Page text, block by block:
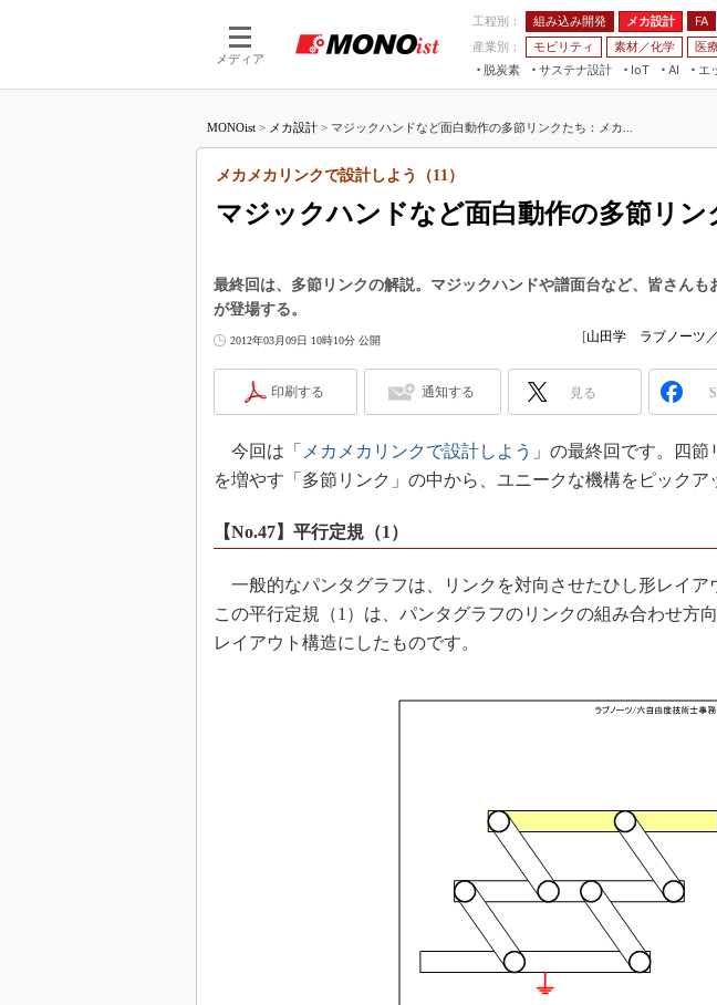
メディア
工程別： 組み込み開発 メカ設計 FA
産業別：
モビリティ 素材／化学 医
脱炭素
サステナ設計
IoT
つながる工場
つながるサービス
AI
AI×設備保全
エ
JIMTOF
IIFES
ジャパンモビリティ
人テク展
スマート工場EXPO
EdgeTech+
日本ものづくりワー
AUTOMOTIVE
フィール
組み込み
Windows
車載ソフ
無償設計ツ
インダス
メイドイン
海外生産
グローバル
制御セキュ
MONOist > メカ設計 > マジックハンドなど面白動作の多節リンクたち：メカ...
マジックハンドなど面白動作の多節リン
メカメカリンクで設計しよう（11）
最終回は、多節リンクの解説。マジックハンドや譜面台など、皆さんも
が登場する。
2012年03月09日 10時10分 公開 [山田学 ラブノーツ
印刷する 通知する 見る
今回は「 メカメカリンクで設計しよう 」の最終回です。四
を増やす「多節リンク」の中から、ユニークな機構をピックア
【No.47】平行定規（1）
一般的なパンタグラフは、リンクを対向させたひし形レイア
この平行定規（1）は、パンタグラフのリンクの組み合わせ方
レイアウト構造にしたものです。